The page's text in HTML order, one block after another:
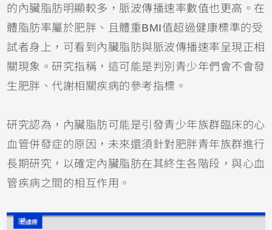
的內臟脂肪明顯較多，脈波傳播速率數值也更高。在
體脂肪率屬於肥胖、且體重BMI值超過健康標準的受
試者身上，可看到內臟脂肪與脈波傳播速率呈現正相
關現象。研究指稱，這可能是判別青少年們會不會發
生肥胖、代謝相關疾病的參考指標。
研究認為，內臟脂肪可能是引發青少年族群臨床的心
血管併發症的原因，未來還須針對肥胖青年族群進行
長期研究，以確定內臟脂肪在其終生各階段，與心血
管疾病之間的相互作用。